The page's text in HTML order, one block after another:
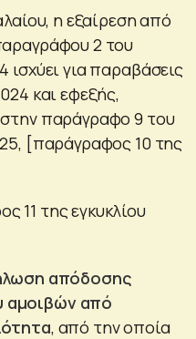
η εξαίρεση από
2 του
για παραβάσεις
και εφεξής,
παράγραφο 9 του
[παράγραφος 10 της
11 της εγκυκλίου
απόδοσης
αμοιβών από
, από την οποία